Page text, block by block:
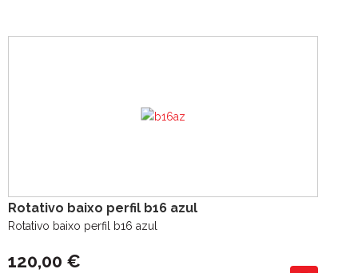
Rotativo baixo perfil b16 azul
Rotativo baixo perfil b16 azul
120,00 €